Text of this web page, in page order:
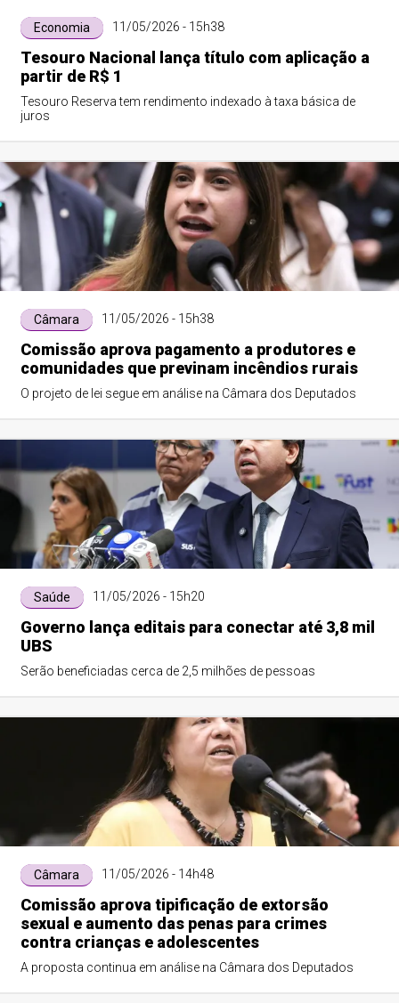
Economia 11/05/2026 - 15h38
Tesouro Nacional lança título com aplicação a
partir de R$ 1
Tesouro Reserva tem rendimento indexado à taxa básica de
juros
Câmara 11/05/2026 - 15h38
Comissão aprova pagamento a produtores e
comunidades que previnam incêndios rurais
O projeto de lei segue em análise na Câmara dos Deputados
Saúde 11/05/2026 - 15h20
Governo lança editais para conectar até 3,8 mil
UBS
Serão beneficiadas cerca de 2,5 milhões de pessoas
Câmara 11/05/2026 - 14h48
Comissão aprova tipificação de extorsão
sexual e aumento das penas para crimes
contra crianças e adolescentes
A proposta continua em análise na Câmara dos Deputados